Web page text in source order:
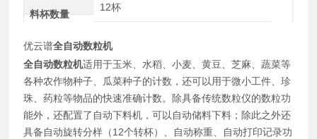
料杯数量
12杯
优云谱全自动数粒机
全自动数粒机适用于玉米、水稻、小麦、黄豆、芝麻、蔬菜等
各种农作物种子、瓜菜种子的计数，还可以用于微小工件、珍
珠、药粒等物品的快速准确计数。除具备传统数粒仪的数粒功
能外，还配置了自动下料机，可以自动储料下料；除此之外还
具备自动旋转分样（12个转杯）、自动称重、自动打印记录功